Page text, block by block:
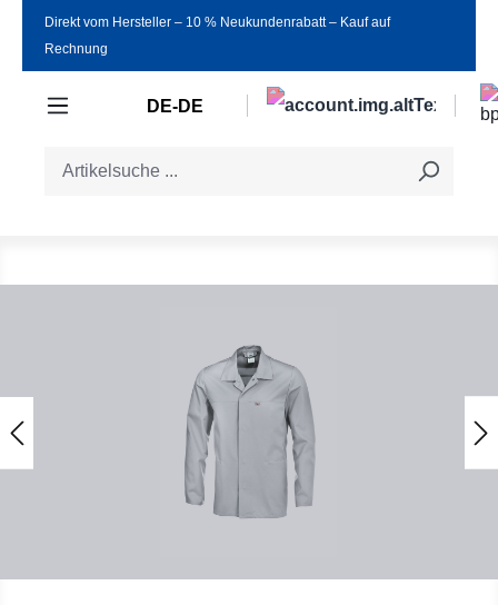
Zum Hauptinhalt springen
Direkt vom Hersteller ‒ 10 % Neukundenrabatt ‒ Kauf auf
Rechnung
DE-DE